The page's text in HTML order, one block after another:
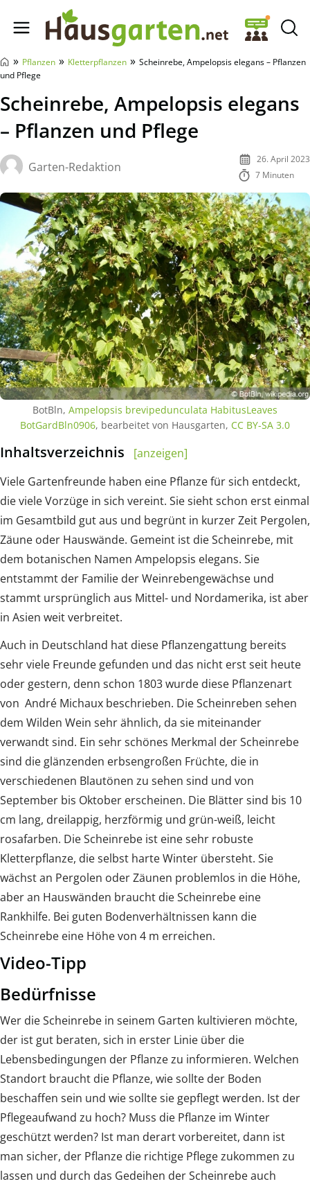
Hausgarten.net
» Pflanzen » Kletterpflanzen » Scheinrebe, Ampelopsis elegans – Pflanzen
und Pflege
Scheinrebe, Ampelopsis elegans
– Pflanzen und Pflege
Garten-Redaktion
26. April 2023
7 Minuten
BotBln, Ampelopsis brevipedunculata HabitusLeaves
BotGardBln0906, bearbeitet von Hausgarten, CC BY-SA 3.0
Inhaltsverzeichnis
[anzeigen]
Viele Gartenfreunde haben eine Pflanze für sich entdeckt,
die viele Vorzüge in sich vereint. Sie sieht schon erst einmal
im Gesamtbild gut aus und begrünt in kurzer Zeit Pergolen,
Zäune oder Hauswände. Gemeint ist die Scheinrebe, mit
dem botanischen Namen Ampelopsis elegans. Sie
entstammt der Familie der Weinrebengewächse und
stammt ursprünglich aus Mittel- und Nordamerika, ist aber
in Asien weit verbreitet.
Auch in Deutschland hat diese Pflanzengattung bereits
sehr viele Freunde gefunden und das nicht erst seit heute
oder gestern, denn schon 1803 wurde diese Pflanzenart
von André Michaux beschrieben. Die Scheinreben sehen
dem Wilden Wein sehr ähnlich, da sie miteinander
verwandt sind. Ein sehr schönes Merkmal der Scheinrebe
sind die glänzenden erbsengroßen Früchte, die in
verschiedenen Blautönen zu sehen sind und von
September bis Oktober erscheinen. Die Blätter sind bis 10
cm lang, dreilappig, herzförmig und grün-weiß, leicht
rosafarben. Die Scheinrebe ist eine sehr robuste
Kletterpflanze, die selbst harte Winter übersteht. Sie
wächst an Pergolen oder Zäunen problemlos in die Höhe,
aber an Hauswänden braucht die Scheinrebe eine
Rankhilfe. Bei guten Bodenverhältnissen kann die
Scheinrebe eine Höhe von 4 m erreichen.
Video-Tipp
Bedürfnisse
Wer die Scheinrebe in seinem Garten kultivieren möchte,
der ist gut beraten, sich in erster Linie über die
Lebensbedingungen der Pflanze zu informieren. Welchen
Standort braucht die Pflanze, wie sollte der Boden
beschaffen sein und wie sollte sie gepflegt werden. Ist der
Pflegeaufwand zu hoch? Muss die Pflanze im Winter
geschützt werden? Ist man derart vorbereitet, dann ist
man sicher, der Pflanze die richtige Pflege zukommen zu
lassen und durch das Gedeihen der Scheinrebe auch